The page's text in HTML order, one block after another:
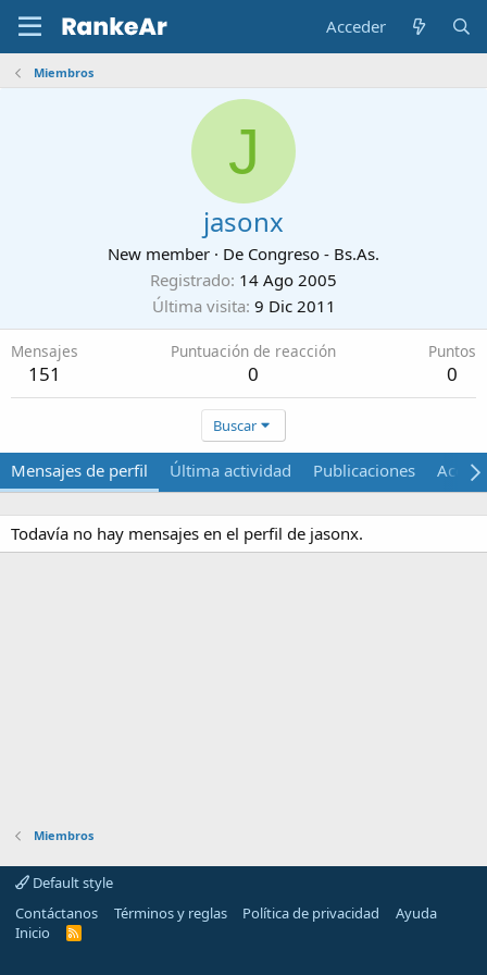
Acceder
Miembros
J
jasonx
New member · De Congreso - Bs.As.
Registrado 14 Ago 2005
Última visita 9 Dic 2011
Mensajes
151
Puntuación de reacción
0
Puntos
0
Buscar
Mensajes de perfil Última actividad Publicaciones Acerca
Todavía no hay mensajes en el perfil de jasonx.
Miembros
Default style
Contáctanos
Términos y reglas Política de privacidad
Ayuda
Inicio
R